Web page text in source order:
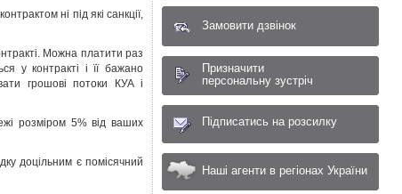
ні під які санкції,
Можна платити раз
у контракті і її бажано
грошові потоки КУА і
розміром 5% від ваших
доцільним є помісячний
Замовити дзвінок
Призначити
персональну зустріч
Підписатись на розсилку
Наші агенти в регіонах України